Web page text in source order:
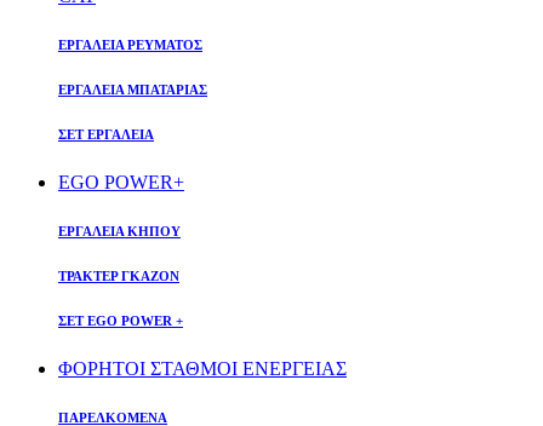
ΕΡΓΑΛΕΙΑ ΡΕΥΜΑΤΟΣ
ΕΡΓΑΛΕΙΑ ΜΠΑΤΑΡΙΑΣ
ΣΕΤ ΕΡΓΑΛΕΙΑ
EGO POWER+
ΕΡΓΑΛΕΙΑ ΚΗΠΟΥ
ΤΡΑΚΤΕΡ ΓΚΑΖΟΝ
ΣΕΤ EGO POWER +
ΦΟΡΗΤΟΙ ΣΤΑΘΜΟΙ ΕΝΕΡΓΕΙΑΣ
ΠΑΡΕΛΚΟΜΕΝΑ